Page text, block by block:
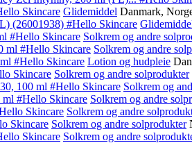
Skincare Glidemiddel Danmark,
(26001938) #Hello Skincare
#Hello Skincare Solkrem og andre
ml #Hello Skincare Solkrem og andre
#Hello Skincare Lotion og hudpleie
Skincare Solkrem og andre solprodukter
100 ml #Hello Skincare Solkrem og
ml #Hello Skincare Solkrem og andre
Skincare Solkrem og andre
Skincare Solkrem og andre solprodukter
Skincare Solkrem og andre